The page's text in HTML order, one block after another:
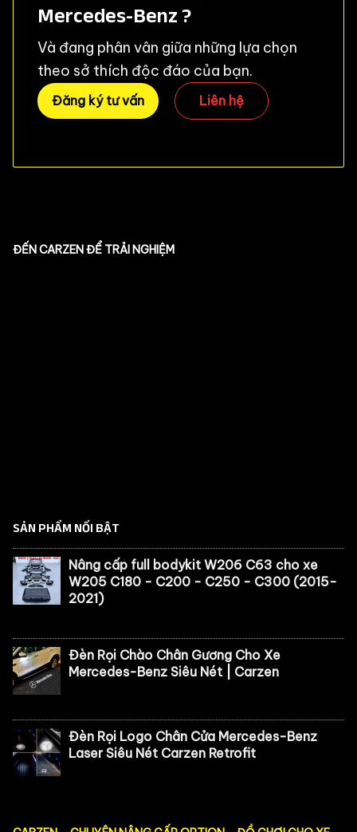
Mercedes-Benz ?
Và đang phân vân giữa những lựa chọn
theo sở thích độc đáo của bạn.
Đăng ký tư vấn Liên hệ
ĐẾN CARZEN ĐỂ TRẢI NGHIỆM
SẢN PHẨM NỔI BẬT
Nâng cấp full bodykit W206 C63 cho xe
W205 C180 - C200 - C250 - C300 (2015-
2021)
Đèn Rọi Chào Chân Gương Cho Xe
Mercedes-Benz Siêu Nét | Carzen
Đèn Rọi Logo Chân Cửa Mercedes-Benz
Laser Siêu Nét Carzen Retrofit